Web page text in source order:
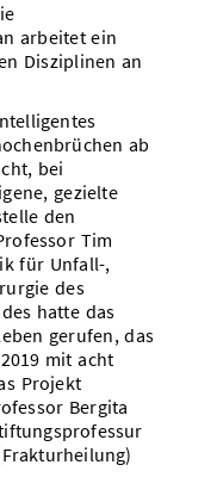
arbeitet ein
Disziplinen an
ab
bei
gezielte
den
Tim
für Unfall-,
des
hatte das
gerufen, das
mit acht
Projekt
Bergita